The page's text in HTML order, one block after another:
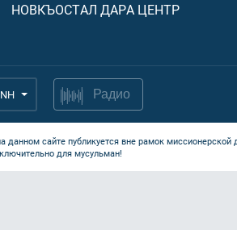
НОВКЪОСТАЛ ДАРА ЦЕНТР
Радио
данном сайте публикуется вне рамок миссионерской
для мусульман!